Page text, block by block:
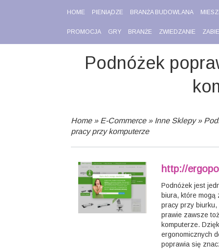
HOME PIENIĄDZE BRANŻA BUDOWLANA
PROMOCJA GRY BRANŻE ZWIEDZANIE
Podnóżek
Home» E-Commerce» Inne Sklepy»
pracy przy komputerze
http://
Podnóżek jest
biura, które mogą
pracy przy
prawie zawsze
komputerze.
ergonomicznych
poprawia się